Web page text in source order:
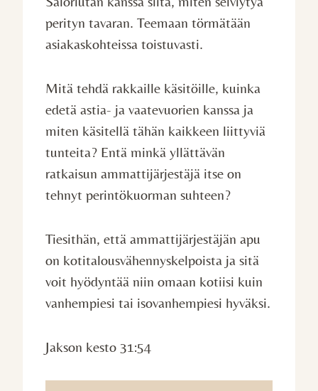
perityn tavaran. Teemaan törmätään
asiakaskohteissa toistuvasti.
Mitä tehdä rakkaille käsitöille, kuinka
edetä astia- ja vaatevuorien kanssa ja
miten käsitellä tähän kaikkeen liittyviä
tunteita? Entä minkä yllättävän
ratkaisun ammattijärjestäjä itse on
tehnyt perintökuorman suhteen?
Tiesithän, että ammattijärjestäjän apu
on kotitalousvähennyskelpoista ja sitä
voit hyödyntää niin omaan kotiisi kuin
vanhempiesi tai isovanhempiesi hyväksi.
Jakson kesto 31:54